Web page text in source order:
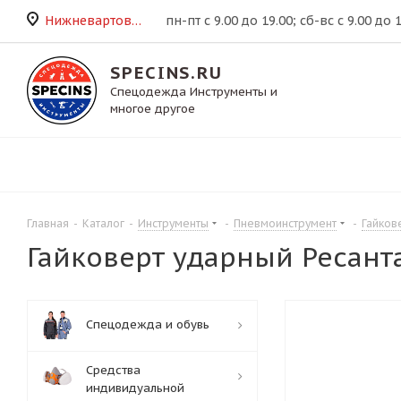
Нижневартовск пн-пт с 9.00 до 19.00; сб-вс с 9.00 до
SPECINS.RU
Спецодежда Инструменты и
многое другое
Главная - Каталог - Инструменты - Пневмоинструмент -
Гайковерт ударный
Спецодежда и обувь
Средства
индивидуальной